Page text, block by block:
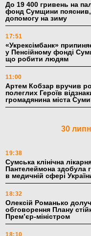
До 19 400 гривень на
фонд Сумщини пояснив,
допомогу на зиму
17:51
«Укрексімбанк»
у Пенсійному фонді
що робити людям
11:00
Артем Кобзар вручив
полеглих Героїв
громадянина міста
30
19:38
Сумська клінічна
Пантелеймона здобула
в медичній сфері
18:32
Олексій Романько
обговорення Плану
Прем’єр-міністром
18:10